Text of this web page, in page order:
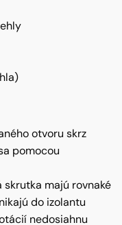
otvoru skrz
pomocou
majú rovnaké
do izolantu
nedosiahnu